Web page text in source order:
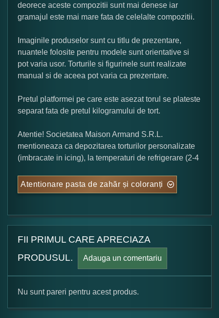
deorece aceste compozitii sunt mai denese iar
gramajul este mai mare fata de celelalte compozitii.
Imaginile produselor sunt cu titlu de prezentare,
nuantele folosite pentru modele sunt orientative si
pot varia usor. Torturile si figurinele sunt realizate
manual si de aceea pot varia ca prezentare.
Pretul platformei pe care este asezat torul se plateste
separat fata de pretul kilogramului de tort.
Atentie! Societatea Maison Armand S.R.L.
mentioneaza ca depozitarea torturilor personalizate
(imbracate in icing), la temperaturi de refrigerare (2-4
Atentionare pasta de zahăr și coloranți
FII PRIMUL CARE APRECIAZA
PRODUSUL.
Adauga un comentariu
Formular pareri client
Nu sunt pareri pentru acest produs.